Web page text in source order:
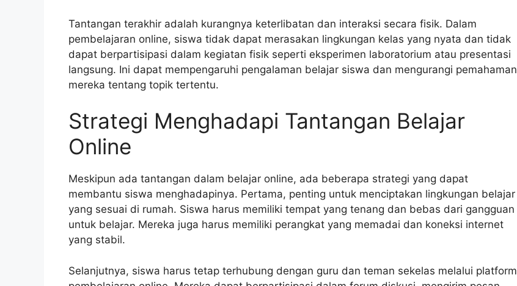
Tantangan terakhir adalah kurangnya keterlibatan dan interaksi secara fisik. Dalam
pembelajaran online, siswa tidak dapat merasakan lingkungan kelas yang nyata dan tidak
dapat berpartisipasi dalam kegiatan fisik seperti eksperimen laboratorium atau presentasi
langsung. Ini dapat mempengaruhi pengalaman belajar siswa dan mengurangi pemahaman
mereka tentang topik tertentu.
Strategi Menghadapi Tantangan Belajar
Online
Meskipun ada tantangan dalam belajar online, ada beberapa strategi yang dapat
membantu siswa menghadapinya. Pertama, penting untuk menciptakan lingkungan belajar
yang sesuai di rumah. Siswa harus memiliki tempat yang tenang dan bebas dari gangguan
untuk belajar. Mereka juga harus memiliki perangkat yang memadai dan koneksi internet
yang stabil.
Selanjutnya, siswa harus tetap terhubung dengan guru dan teman sekelas melalui platform